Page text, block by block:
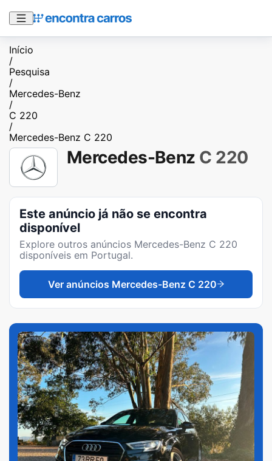
Início
/
Pesquisa
/
Mercedes-Benz
/
C 220
/
Mercedes-Benz C 220
Mercedes-Benz C 220
Este anúncio já não se encontra
disponível
Explore outros anúncios Mercedes-Benz C 220
disponíveis em Portugal.
Ver anúncios Mercedes-Benz C 220